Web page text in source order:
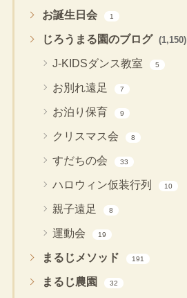
お誕生日会 1
じろうまる園のブログ (1,150)
J-KIDSダンス教室 5
お別れ遠足 7
お泊り保育 9
クリスマス会 8
すだちの会 33
ハロウィン仮装行列 10
親子遠足 8
運動会 19
まるじメソッド 191
まるじ農園 32